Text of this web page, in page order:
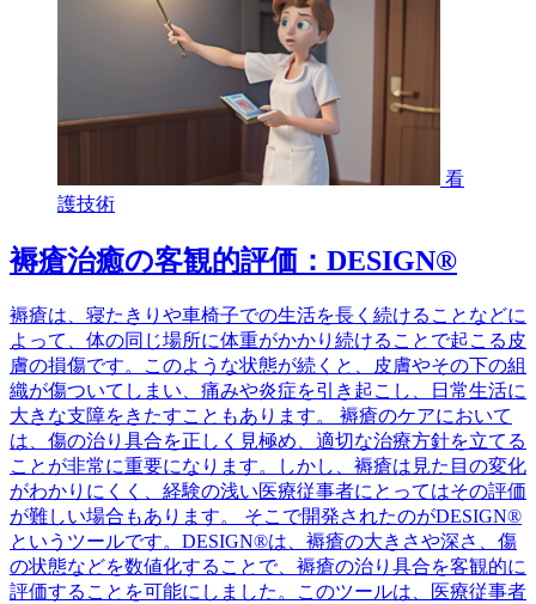
看
護技術
褥瘡治癒の客観的評価：DESIGN®
褥瘡は、寝たきりや車椅子での生活を長く続けることなどに
よって、体の同じ場所に体重がかかり続けることで起こる皮
膚の損傷です。このような状態が続くと、皮膚やその下の組
織が傷ついてしまい、痛みや炎症を引き起こし、日常生活に
大きな支障をきたすこともあります。 褥瘡のケアにおいて
は、傷の治り具合を正しく見極め、適切な治療方針を立てる
ことが非常に重要になります。しかし、褥瘡は見た目の変化
がわかりにくく、経験の浅い医療従事者にとってはその評価
が難しい場合もあります。 そこで開発されたのがDESIGN®
というツールです。DESIGN®は、褥瘡の大きさや深さ、傷
の状態などを数値化することで、褥瘡の治り具合を客観的に
評価することを可能にしました。このツールは、医療従事者